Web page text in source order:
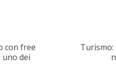
con free
dei
Turismo: